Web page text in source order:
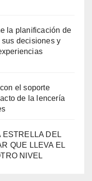
la planificación de
decisiones y
el soporte
de la lencería
ESTRELLA DEL
QUE LLEVA EL
NIVEL